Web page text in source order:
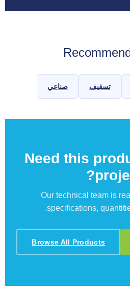
تسقيف صناعي
Need this
Our technical team is
specifications,
Browse All Products